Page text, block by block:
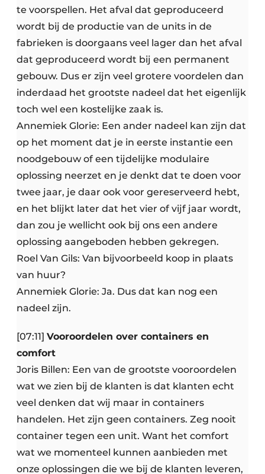
te voorspellen. Het afval dat geproduceerd
wordt bij de productie van de units in de
fabrieken is doorgaans veel lager dan het afval
dat geproduceerd wordt bij een permanent
gebouw. Dus er zijn veel grotere voordelen dan
inderdaad het grootste nadeel dat het eigenlijk
toch wel een kostelijke zaak is.
Annemiek Glorie: Een ander nadeel kan zijn dat
op het moment dat je in eerste instantie een
noodgebouw of een tijdelijke modulaire
oplossing neerzet en je denkt dat te doen voor
twee jaar, je daar ook voor gereserveerd hebt,
en het blijkt later dat het vier of vijf jaar wordt,
dan zou je wellicht ook bij ons een andere
oplossing aangeboden hebben gekregen.
Roel Van Gils: Van bijvoorbeeld koop in plaats
van huur?
Annemiek Glorie: Ja. Dus dat kan nog een
nadeel zijn.
[07:11] Vooroordelen over containers en
comfort
Joris Billen: Een van de grootste vooroordelen
wat we zien bij de klanten is dat klanten echt
veel denken dat wij maar in containers
handelen. Het zijn geen containers. Zeg nooit
container tegen een unit. Want het comfort
wat we momenteel kunnen aanbieden met
onze oplossingen die we bij de klanten leveren,